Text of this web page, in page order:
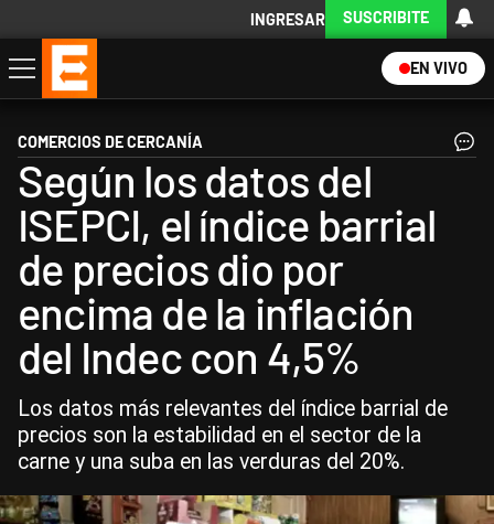
INGRESAR SUSCRIBITE
EN VIVO
Economía
Política
Internacional
Actualidad
Descargá la App
COMERCIOS DE CERCANÍA
Según los datos del
ISEPCI, el índice barrial
de precios dio por
encima de la inflación
del Indec con 4,5%
Los datos más relevantes del índice barrial de
precios son la estabilidad en el sector de la
carne y una suba en las verduras del 20%.